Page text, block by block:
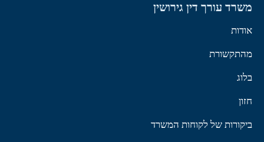
משרד עורך דין גירושין
אודות
מהתקשורת
בלוג
חזון
ביקורות של לקוחות המשרד